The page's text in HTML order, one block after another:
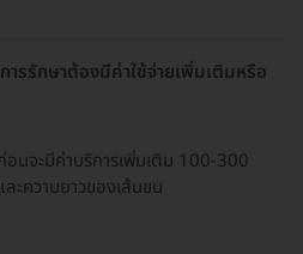
ารรักษาต้องมีค่าใช้จ่ายเพิ่มเติมหรือ
อนจะมีค่าบริการเพิ่มเติม 100-300
ะความยาวของเส้นขน